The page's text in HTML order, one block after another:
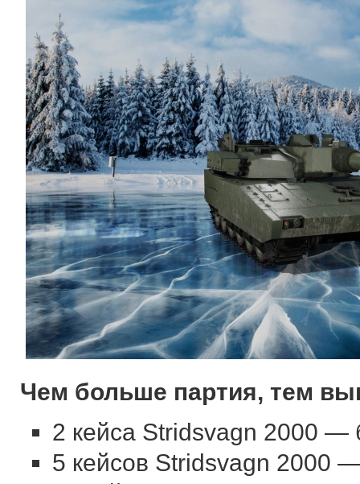
Чем больше партия, тем
2 кейса Stridsvagn 2000 —
5 кейсов Stridsvagn 2000 —